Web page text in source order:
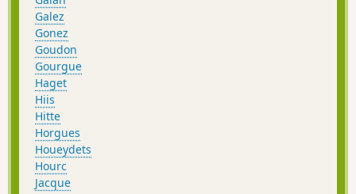
Galez
Gonez
Goudon
Gourgue
Haget
Hiis
Hitte
Horgues
Houeydets
Hourc
Jacque